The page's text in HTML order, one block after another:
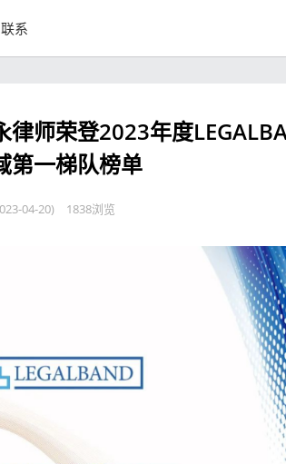
联系
律师荣登2023年度
第一梯队榜单
04-20) 1838浏览